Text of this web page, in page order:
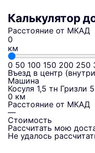
Калькулятор
Расстояние от МКАД
км
0 50 100 150 200 250
Въезд в центр
Машина
Косуля 1,5 тн Гризли
0 км
Расстояние от МКАД
—
Стоимость
Рассчитать мою
Не удалось